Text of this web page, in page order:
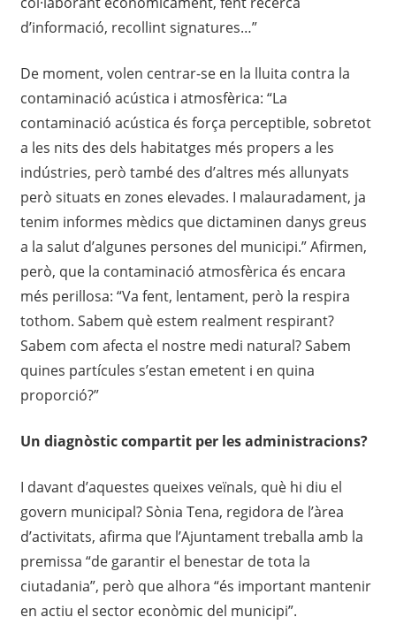
d’informació, recollint signatures…”
De moment, volen centrar-se en la lluita contra la
contaminació acústica i atmosfèrica: “La
contaminació acústica és força perceptible, sobretot
a les nits des dels habitatges més propers a les
indústries, però també des d’altres més allunyats
però situats en zones elevades. I malauradament, ja
tenim informes mèdics que dictaminen danys greus
a la salut d’algunes persones del municipi.” Afirmen,
però, que la contaminació atmosfèrica és encara
més perillosa: “Va fent, lentament, però la respira
tothom. Sabem què estem realment respirant?
Sabem com afecta el nostre medi natural? Sabem
quines partícules s’estan emetent i en quina
proporció?”
Un diagnòstic compartit per les administracions?
I davant d’aquestes queixes veïnals, què hi diu el
govern municipal? Sònia Tena, regidora de l’àrea
d’activitats, afirma que l’Ajuntament treballa amb la
premissa “de garantir el benestar de tota la
ciutadania”, però que alhora “és important mantenir
en actiu el sector econòmic del municipi”.